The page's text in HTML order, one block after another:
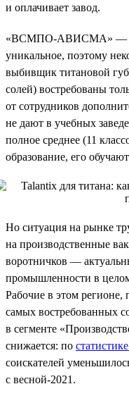
и оплачивает завод.
«ВСМПО-АВИСМА» —
уникальное, поэтому
выбивщик титановой
солей) востребованы
от сотрудников
не дают в учебных
полное среднее (11
образование, его
Но ситуация на рынке
на производственные
воротничков —
промышленности в
Рабочие в этом регионе,
самых востребованных
в сегменте
снижается: по
соискателей
с весной-2021.